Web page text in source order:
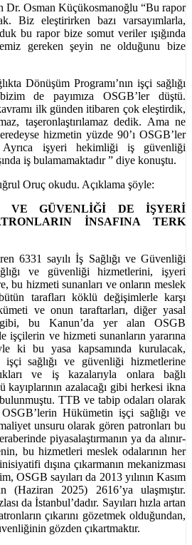
Dr. Osman Küçükosmanoğlu “Bu rapor
Biz eleştirirken bazı varsayımlarla,
bu rapor bize somut veriler ışığında
gereken şeyin ne olduğunu bize
Dönüşüm Programı’nın işçi sağlığı
de payımıza OSGB’ler düştü.
ilk günden itibaren çok eleştirdik,
taşeronlaştırılamaz dedik. Ama ne
hizmetin yüzde 90’ı OSGB’ler
Ayrıca işyeri hekimliği iş güvenliği
iş bulamamaktadır ” diye konuştu.
Oruç okudu. Açıklama şöyle:
VE GÜVENLİĞİ DE İŞYERİ
İNSAFINA TERK
6331 sayılı İş Sağlığı ve Güvenliği
ve güvenliği hizmetlerini, işyeri
bu hizmeti sunanları ve onların meslek
tarafları köklü değişimlerle karşı
ve onun taraftarları, diğer yasal
gibi, bu Kanun’da yer alan OSGB
işçilerin ve hizmeti sunanların yararına
ki bu yasa kapsamında kurulacak,
sağlığı ve güvenliği hizmetlerine
ve iş kazalarıyla onlara bağlı
azalacağı gibi herkesi ikna
TTB ve tabip odaları olarak
Hükümetin işçi sağlığı ve
unsuru olarak gören patronları bu
piyasalaştırmanın ya da alınır-
bu hizmetleri meslek odalarının her
dışına çıkarmanın mekanizması
OSGB sayıları da 2013 yılının Kasım
(Haziran 2025) 2616’ya ulaşmıştır.
da İstanbul’dadır. Sayıları hızla artan
çıkarını gözetmek olduğundan,
gözden çıkartmaktır.